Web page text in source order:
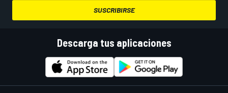
SUSCRIBIRSE
Descarga tus aplicaciones